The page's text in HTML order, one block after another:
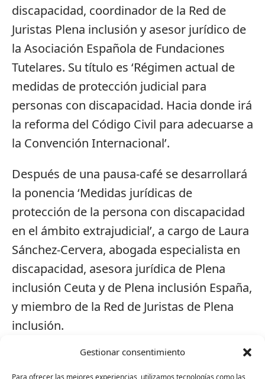
Gestionar consentimiento
Para ofrecer las mejores experiencias, utilizamos tecnologías como las
discapacidad, coordinador de la Red de
Juristas Plena inclusión y asesor jurídico de
la Asociación Española de Fundaciones
Tutelares. Su título es ‘Régimen actual de
medidas de protección judicial para
personas con discapacidad. Hacia donde irá
la reforma del Código Civil para adecuarse a
la Convención Internacional’.
Después de una pausa-café se desarrollará
la ponencia ‘Medidas jurídicas de
protección de la persona con discapacidad
en el ámbito extrajudicial’, a cargo de Laura
Sánchez-Cervera, abogada especialista en
discapacidad, asesora jurídica de Plena
inclusión Ceuta y de Plena inclusión España,
y miembro de la Red de Juristas de Plena
inclusión.
La tercera y última ponencia correrá a cargo
de Isabel Valriberas, decana del Ilustre